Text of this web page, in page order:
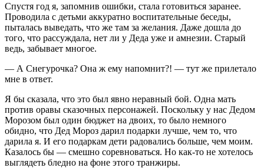
Спустя год я, запомнив ошибки, стала готовиться заранее.
Проводила с детьми аккуратно воспитательные беседы,
пыталась выведать, что же там за желания. Даже дошла до
того, что рассуждала, нет ли у Деда уже и амнезии. Старый
ведь, забывает многое.
— А Снегурочка? Она ж ему напомнит?! — тут же прилетало
мне в ответ.
Я бы сказала, что это был явно неравный бой. Одна мать
против оравы сказочных персонажей. Поскольку у нас Дедом
Морозом был один бюджет на двоих, то было немного
обидно, что Дед Мороз дарил подарки лучше, чем то, что
дарила я. И его подаркам дети радовались больше, чем моим.
Казалось бы — смешно соревноваться. Но как-то не хотелось
выглядеть бледно на фоне этого транжиры.